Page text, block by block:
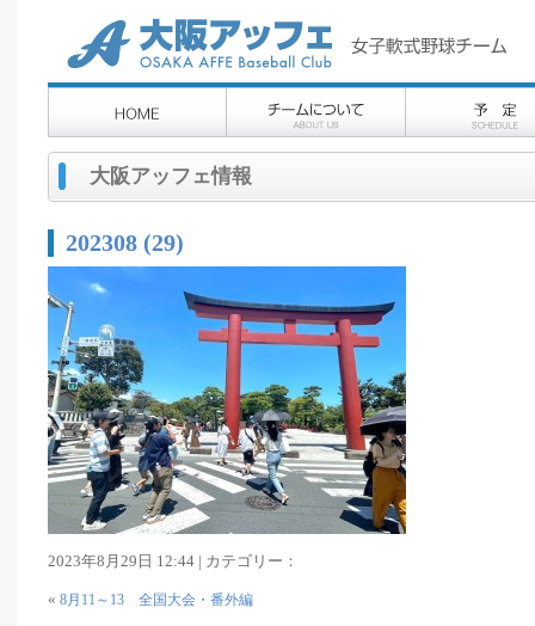
大阪アッフェ情報
202308 (29)
2023年8月29日 12:44 | カテゴリー：
« 8月11～13 全国大会・番外編